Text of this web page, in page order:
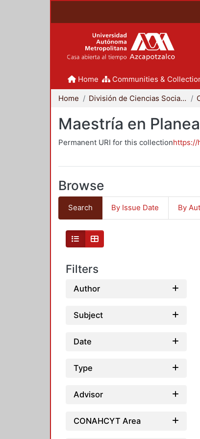
Home Communities &
Home División de Ciencias Sociales y Humanidades
Maestría en
Permanent URI for this collectionhttps://
Browse
Search By Issue Date By
Filters
Author
Subject
Date
Type
Advisor
CONAHCYT Area